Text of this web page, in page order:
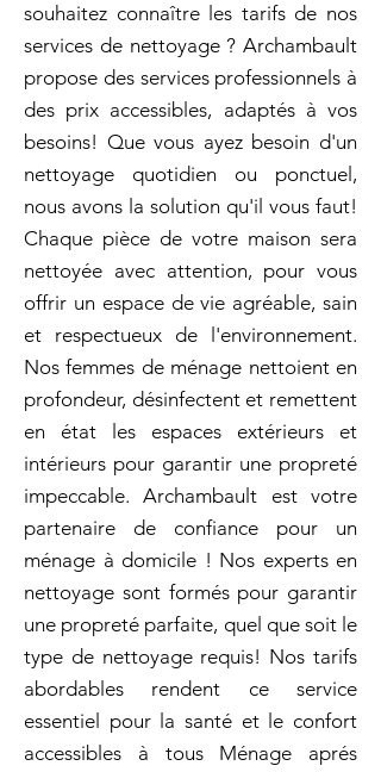
souhaitez connaître les tarifs de nos
services de nettoyage ? Archambault
propose des services professionnels à
des prix accessibles, adaptés à vos
besoins! Que vous ayez besoin d'un
nettoyage quotidien ou ponctuel,
nous avons la solution qu'il vous faut!
Chaque pièce de votre maison sera
nettoyée avec attention, pour vous
offrir un espace de vie agréable, sain
et respectueux de l'environnement.
Nos femmes de ménage nettoient en
profondeur, désinfectent et remettent
en état les espaces extérieurs et
intérieurs pour garantir une propreté
impeccable. Archambault est votre
partenaire de confiance pour un
ménage à domicile ! Nos experts en
nettoyage sont formés pour garantir
une propreté parfaite, quel que soit le
type de nettoyage requis! Nos tarifs
abordables rendent ce service
essentiel pour la santé et le confort
accessibles à tous Ménage aprés